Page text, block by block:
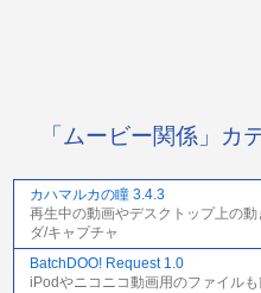
「ムービー関係」カ
カハマルカの瞳 3.4.3
再生中の動画やデスクトップ上の
ダ/キャプチャ
BatchDOO! Request 1.0
iPodやニコニコ動画用のファイル